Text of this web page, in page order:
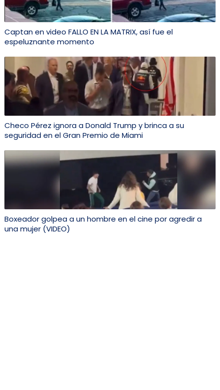
Captan en video FALLO EN LA MATRIX, así fue el
espeluznante momento
Checo Pérez ignora a Donald Trump y brinca a su
seguridad en el Gran Premio de Miami
Boxeador golpea a un hombre en el cine por agredir a
una mujer (VIDEO)